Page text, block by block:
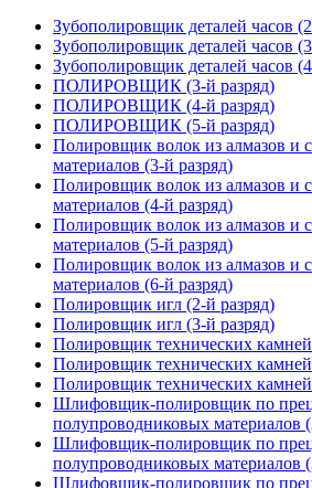
Зубополировщик деталей часов
Зубополировщик деталей часов
Зубополировщик деталей часов
ПОЛИРОВЩИК (3-й разряд)
ПОЛИРОВЩИК (4-й разряд)
ПОЛИРОВЩИК (5-й разряд)
Полировщик волок из алмазов и
материалов (3-й разряд)
Полировщик волок из алмазов и
материалов (4-й разряд)
Полировщик волок из алмазов и
материалов (5-й разряд)
Полировщик волок из алмазов и
материалов (6-й разряд)
Полировщик игл (2-й разряд)
Полировщик игл (3-й разряд)
Полировщик технических камней
Полировщик технических камней
Полировщик технических камней
Шлифовщик-полировщик по
полупроводниковых материалов
Шлифовщик-полировщик по
полупроводниковых материалов
Шлифовщик-полировщик по